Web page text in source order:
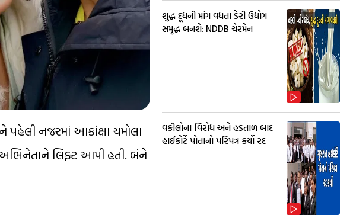
નજરમાં આકાંક્ષા ચમોલા
અભિનેતાને લિફ્ટ આપી હતી. બંને
શુદ્ધ દૂધની માંગ વધતા ડેરી ઉદ્યોગ
સમૃદ્ધ બનશે: NDDB ચેરમેન
વકીલોના વિરોધ અને હડતાળ બાદ
હાઈકોર્ટે પોતાનો પરિપત્ર કર્યો રદ